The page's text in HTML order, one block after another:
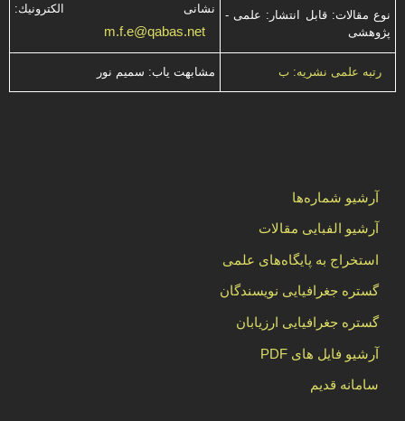
نوع مقالات: قابل انتشار: علمی -
پژوهشی
نشانی الكترونیك:
m.f.e@qabas.net
رتبه علمی نشریه: ب مشابهت ياب: سميم نور
آرشیو شماره‌ها
آرشیو الفبایی مقالات
استخراج به پایگاه‌های علمی
گستره جغرافیایی نویسندگان
گستره جغرافیایی ارزیابان
آرشیو فایل های PDF
سامانه قدیم